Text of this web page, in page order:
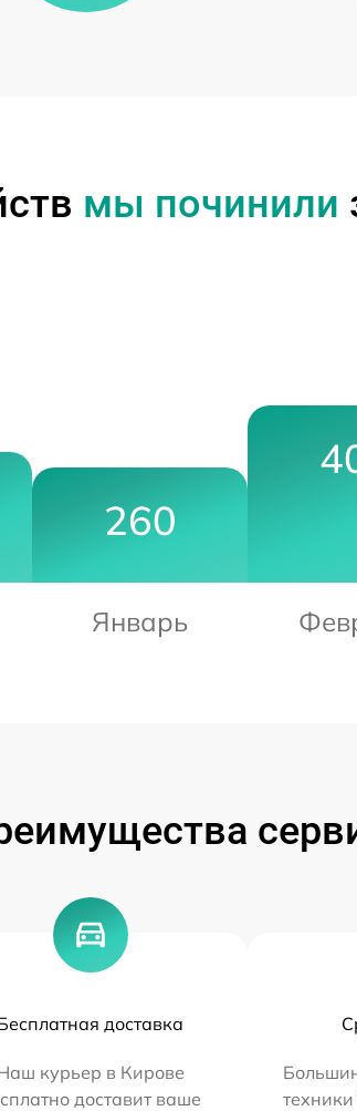
мы починили
260
Январь
доставка
курьер в Кирове
доставит ваше